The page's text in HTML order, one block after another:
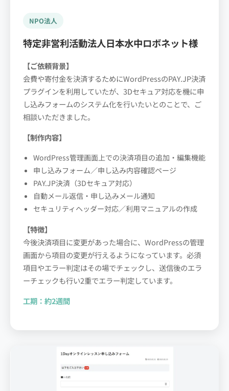
NPO法人
特定非営利活動法人日本水中ロボネット様
【ご依頼背景】
会費や寄付金を決済するためにWordPressのPAY.JP決済
プラグインを利用していたが、3Dセキュア対応を機に申
し込みフォームのシステム化を行いたいとのことで、ご
相談いただきました。
【制作内容】
WordPress管理画面上での決済項目の追加・編集機能
申し込みフォーム／申し込み内容確認ページ
PAY.JP決済（3Dセキュア対応）
自動メール返信・申し込みメール通知
セキュリティヘッダー対応／利用マニュアルの作成
【特徴】
今後決済項目に変更があった場合に、WordPressの管理
画面から項目の変更が行えるようになっています。必須
項目やエラー判定はその場でチェックし、送信後のエラ
ーチェックも行い2重でエラー判定しています。
工期： 約2週間